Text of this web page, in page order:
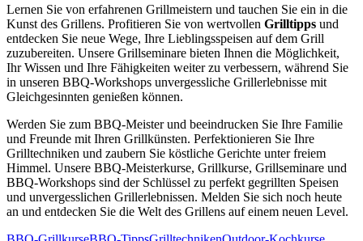
Lernen Sie von erfahrenen Grillmeistern und tauchen Sie ein in die
Kunst des Grillens. Profitieren Sie von wertvollen Grilltipps und
entdecken Sie neue Wege, Ihre Lieblingsspeisen auf dem Grill
zuzubereiten. Unsere Grillseminare bieten Ihnen die Möglichkeit,
Ihr Wissen und Ihre Fähigkeiten weiter zu verbessern, während Sie
in unseren BBQ-Workshops unvergessliche Grillerlebnisse mit
Gleichgesinnten genießen können.
Werden Sie zum BBQ-Meister und beeindrucken Sie Ihre Familie
und Freunde mit Ihren Grillkünsten. Perfektionieren Sie Ihre
Grilltechniken und zaubern Sie köstliche Gerichte unter freiem
Himmel. Unsere BBQ-Meisterkurse, Grillkurse, Grillseminare und
BBQ-Workshops sind der Schlüssel zu perfekt gegrillten Speisen
und unvergesslichen Grillerlebnissen. Melden Sie sich noch heute
an und entdecken Sie die Welt des Grillens auf einem neuen Level.